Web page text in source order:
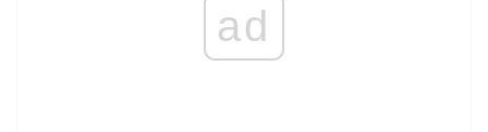
ad